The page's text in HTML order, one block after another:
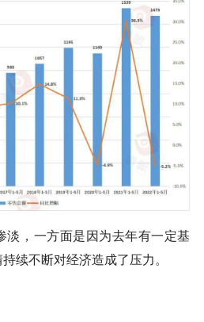
淡，一方面是因为去年有一定基
续不断对经济造成了压力。